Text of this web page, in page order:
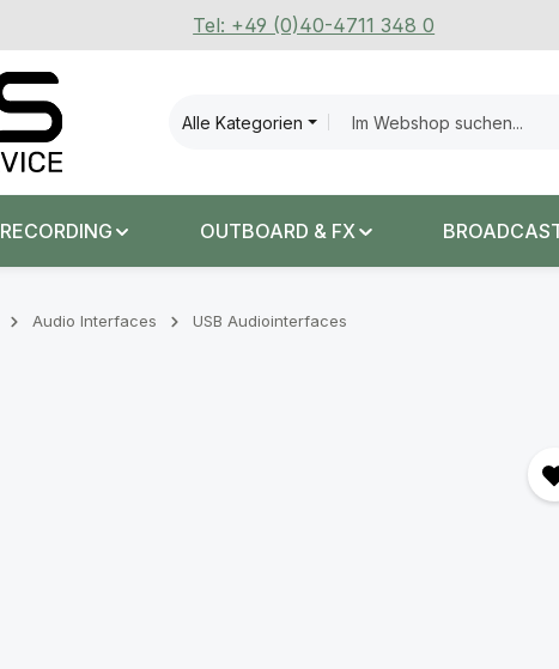
Tel: +49 (0)40-4711 348 0
Alle Kategorien
RECORDING OUTBOARD & FX
Audio Interfaces USB Audiointerfaces